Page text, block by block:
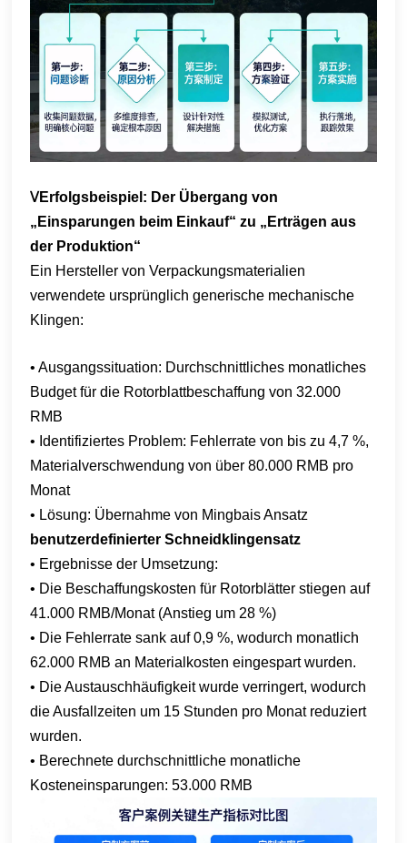
VErfolgsbeispiel: Der Übergang von
„Einsparungen beim Einkauf“ zu „Erträgen aus
der Produktion“
Ein Hersteller von Verpackungsmaterialien
verwendete ursprünglich generische mechanische
Klingen:
• Ausgangssituation: Durchschnittliches monatliches
Budget für die Rotorblattbeschaffung von 32.000
RMB
• Identifiziertes Problem: Fehlerrate von bis zu 4,7 %,
Materialverschwendung von über 80.000 RMB pro
Monat
• Lösung: Übernahme von Mingbais Ansatz
benutzerdefinierter Schneidklingensatz
• Ergebnisse der Umsetzung:
• Die Beschaffungskosten für Rotorblätter stiegen auf
41.000 RMB/Monat (Anstieg um 28 %)
• Die Fehlerrate sank auf 0,9 %, wodurch monatlich
62.000 RMB an Materialkosten eingespart wurden.
• Die Austauschhäufigkeit wurde verringert, wodurch
die Ausfallzeiten um 15 Stunden pro Monat reduziert
wurden.
• Berechnete durchschnittliche monatliche
Kosteneinsparungen: 53.000 RMB